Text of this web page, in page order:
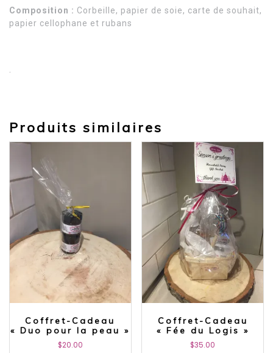
Composition : Corbeille, papier de soie, carte de souhait,
papier cellophane et rubans
Produits similaires
Coffret-Cadeau
« Duo pour la peau »
$20.00
Coffret-Cadeau
« Fée du Logis »
$35.00